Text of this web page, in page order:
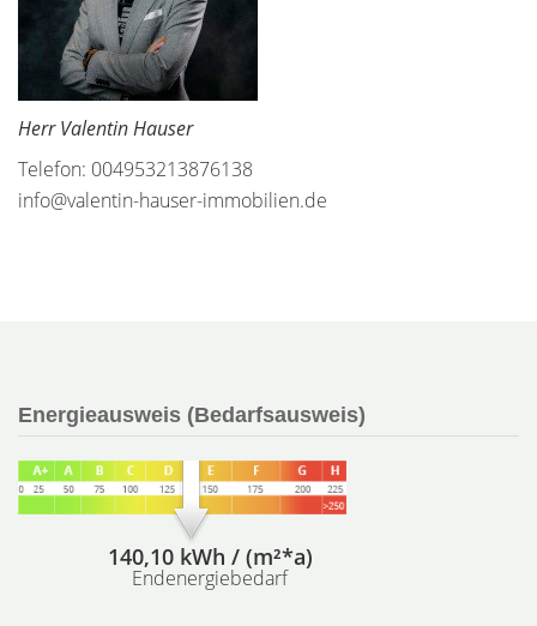
Herr Valentin Hauser
Telefon: 004953213876138
info@valentin-hauser-immobilien.de
Energieausweis (Bedarfsausweis)
140,10 kWh / (m²*a)
Endenergiebedarf